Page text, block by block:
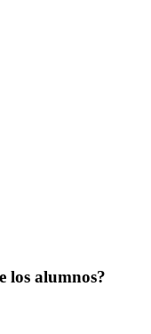
los alumnos?